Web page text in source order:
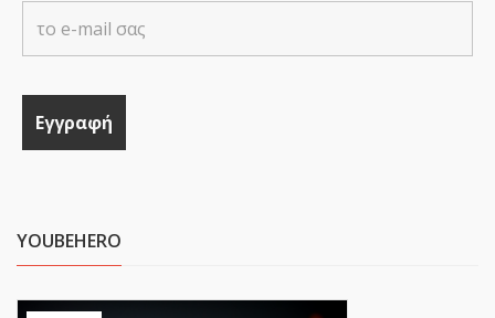
YOUBEHERO